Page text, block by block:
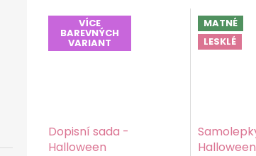
VÍCE
BAREVNÝCH
VARIANT
Dopisní sada -
Halloween
MATNÉ
LESKLÉ